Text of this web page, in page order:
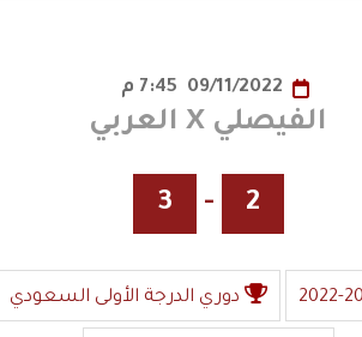
الفيصلي X العربي
2
-
3
2022- دوري الدرجة الأولى السعودي